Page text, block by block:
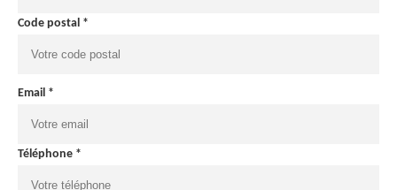
Code postal *
Email *
Téléphone *